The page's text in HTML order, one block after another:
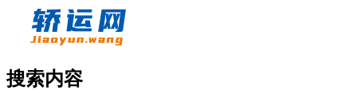
搜索内容